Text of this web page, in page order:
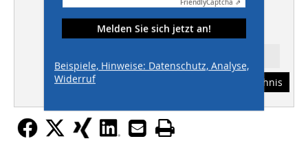
Umgang mit Oberflächenwasser
Inhaltsverzeichnis
FriendlyCaptcha ⇗
Melden Sie sich jetzt an!
Beispiele, Hinweise: Datenschutz, Analyse,
Widerruf